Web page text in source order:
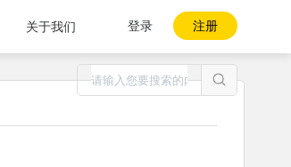
关于我们 登录 注册